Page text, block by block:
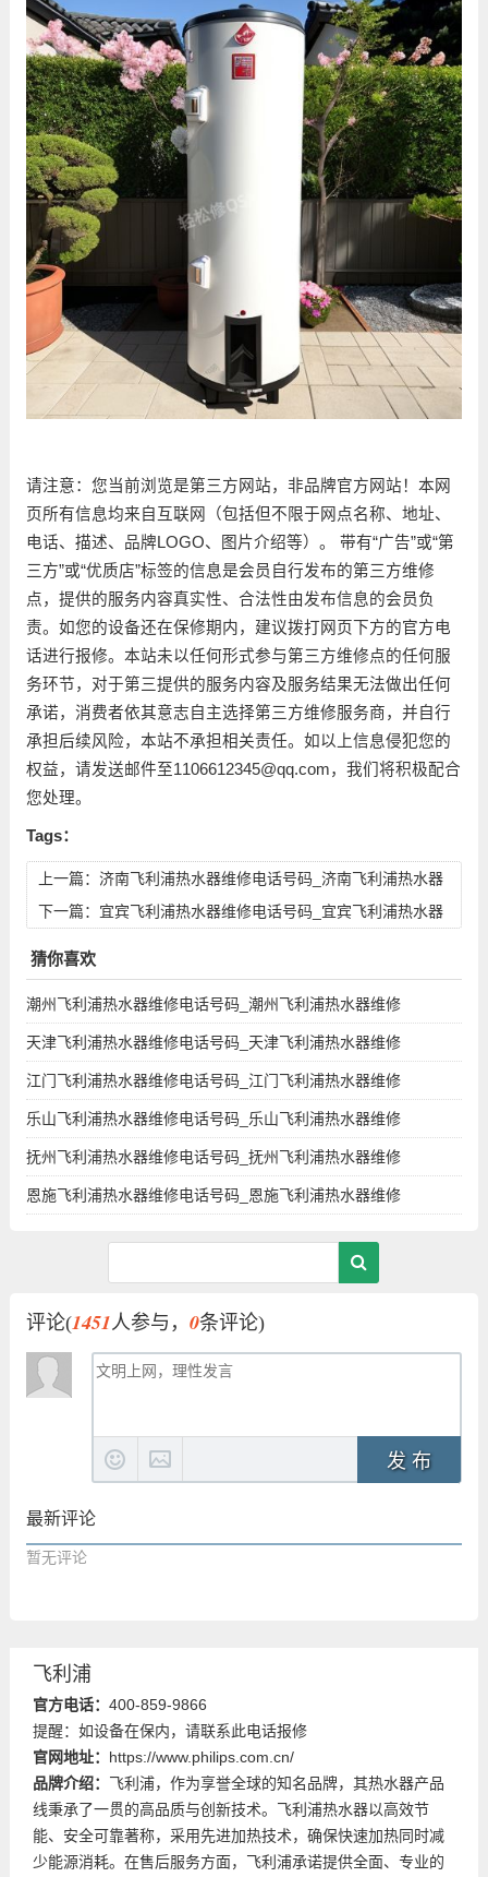
请注意：您当前浏览是第三方网站，非品牌官方网站！本网
页所有信息均来自互联网（包括但不限于网点名称、地址、
电话、描述、品牌LOGO、图片介绍等）。 带有“广告”或“第
三方”或“优质店”标签的信息是会员自行发布的第三方维修
点，提供的服务内容真实性、合法性由发布信息的会员负
责。如您的设备还在保修期内，建议拨打网页下方的官方电
话进行报修。本站未以任何形式参与第三方维修点的任何服
务环节，对于第三提供的服务内容及服务结果无法做出任何
承诺，消费者依其意志自主选择第三方维修服务商，并自行
承担后续风险，本站不承担相关责任。如以上信息侵犯您的
权益，请发送邮件至1106612345@qq.com，我们将积极配合
您处理。
Tags：
上一篇： 济南飞利浦热水器维修电话号码_济南飞利浦热水器
维修点地址查询
下一篇： 宜宾飞利浦热水器维修电话号码_宜宾飞利浦热水器
猜你喜欢
潮州飞利浦热水器维修电话号码_潮州飞利浦热水器维修
天津飞利浦热水器维修电话号码_天津飞利浦热水器维修
江门飞利浦热水器维修电话号码_江门飞利浦热水器维修
乐山飞利浦热水器维修电话号码_乐山飞利浦热水器维修
抚州飞利浦热水器维修电话号码_抚州飞利浦热水器维修
恩施飞利浦热水器维修电话号码_恩施飞利浦热水器维修
评论(1451人参与， 0条评论)
发 布
最新评论
暂无评论
飞利浦
官方电话： 400-859-9866
提醒：如设备在保内，请联系此电话报修
官网地址： https://www.philips.com.cn/
品牌介绍： 飞利浦，作为享誉全球的知名品牌，其热水器产品
线秉承了一贯的高品质与创新技术。飞利浦热水器以高效节
能、安全可靠著称，采用先进加热技术，确保快速加热同时减
少能源消耗。在售后服务方面，飞利浦承诺提供全面、专业的